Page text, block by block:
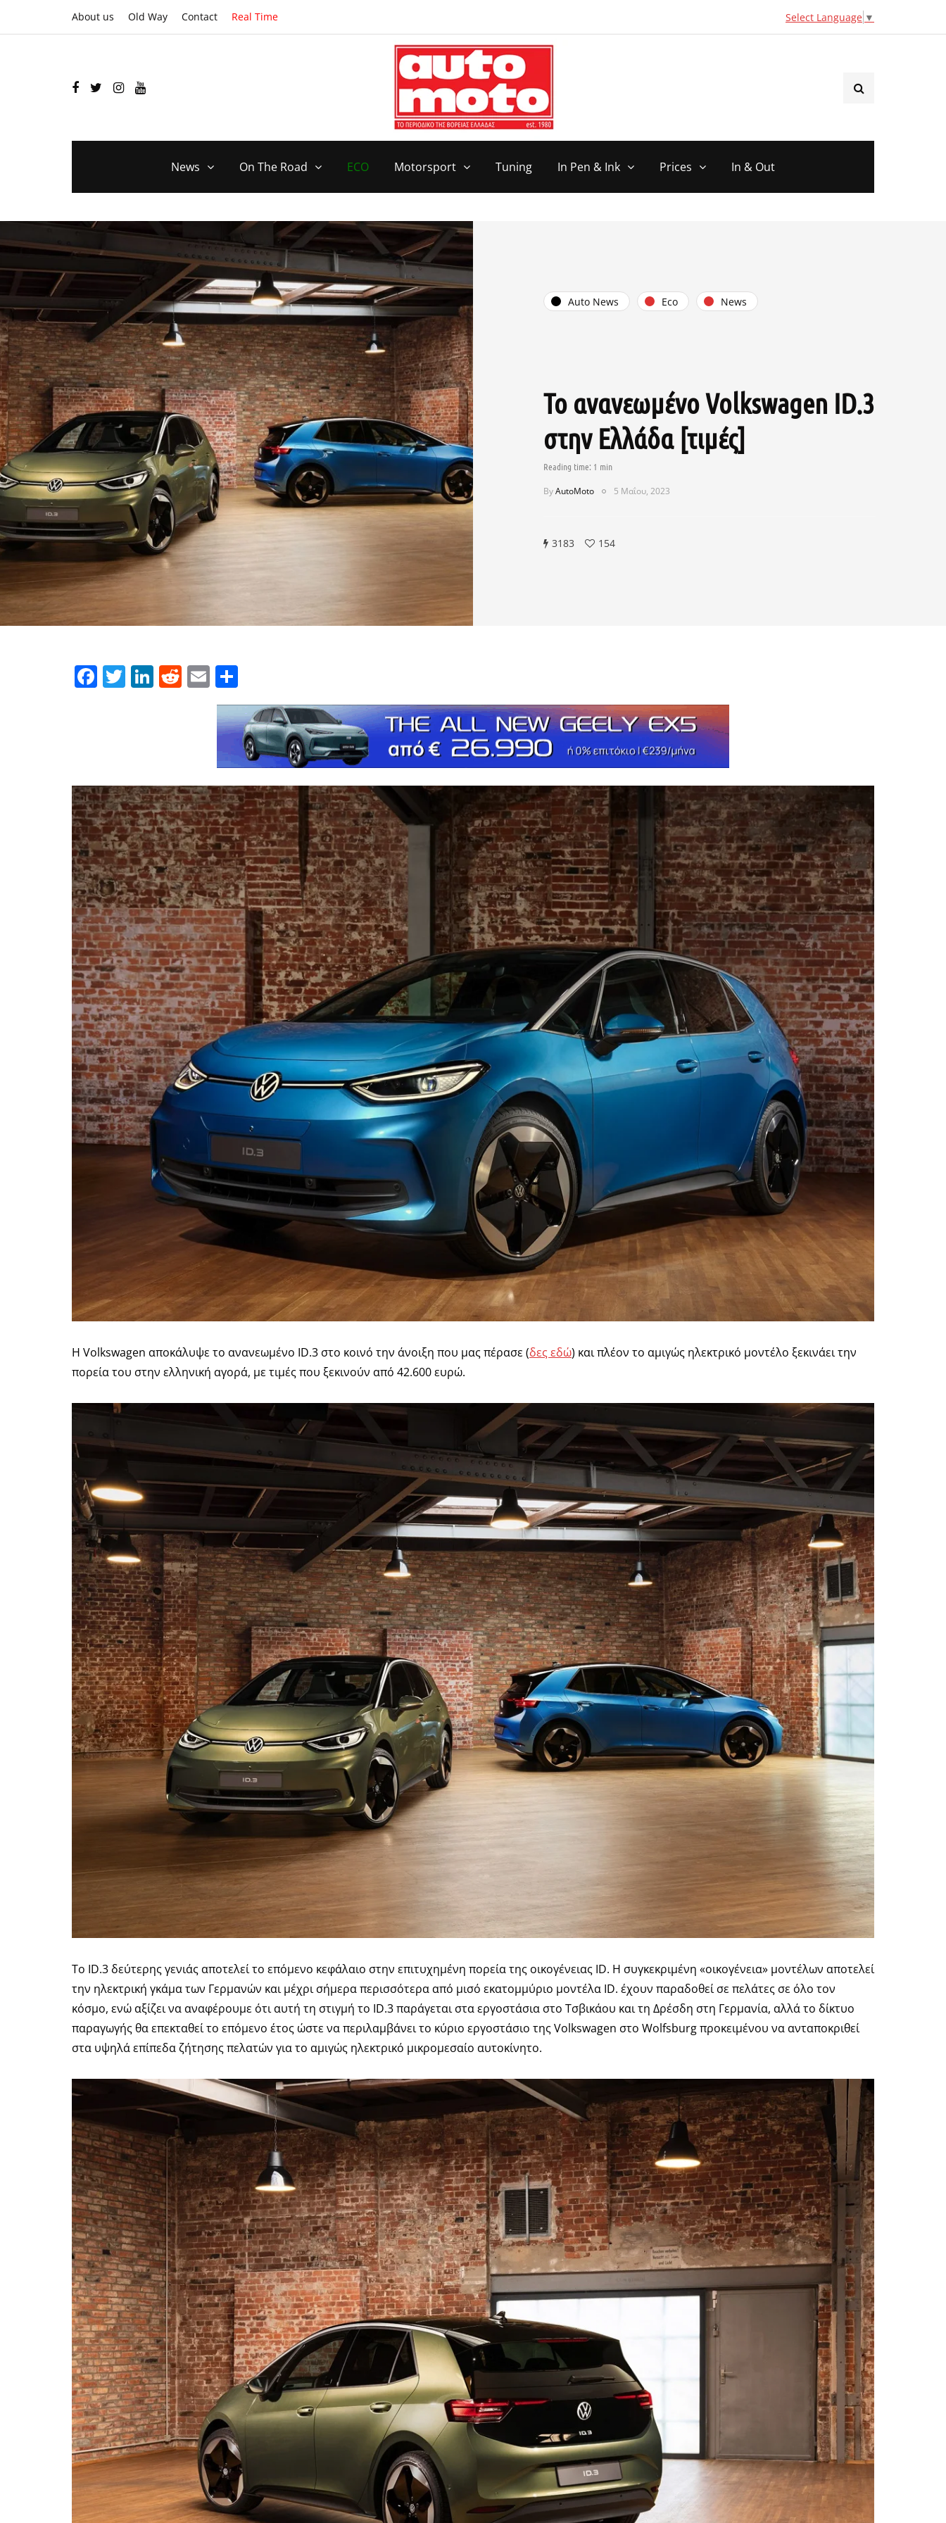
About us Old Way Contact Real Time Select Language ▼
News On The Road ECO Motorsport Tuning In Pen & Ink Prices In & Out
Auto News Eco News
Το ανανεωμένο Volkswagen ID.3
στην Ελλάδα [τιμές]
ByAutoMoto 5 Μαΐου, 2023
3183 154
Facebook
Twitter
LinkedIn
Reddit
Email
Η Volkswagen αποκάλυψε το ανανεωμένο ID.3 στο κοινό την άνοιξη που μας πέρασε (δες εδώ) και πλέον το αμιγώς ηλεκτρικό μοντέλο ξεκινάει την
πορεία του στην ελληνική αγορά, με τιμές που ξεκινούν από 42.600 ευρώ.
Το ID.3 δεύτερης γενιάς αποτελεί το επόμενο κεφάλαιο στην επιτυχημένη πορεία της οικογένειας ID. Η συγκεκριμένη «οικογένεια» μοντέλων αποτελεί
την ηλεκτρική γκάμα των Γερμανών και μέχρι σήμερα περισσότερα από μισό εκατομμύριο μοντέλα ID. έχουν παραδοθεί σε πελάτες σε όλο τον
κόσμο, ενώ αξίζει να αναφέρουμε ότι αυτή τη στιγμή το ID.3 παράγεται στα εργοστάσια στο Τσβικάου και τη Δρέσδη στη Γερμανία, αλλά το δίκτυο
παραγωγής θα επεκταθεί το επόμενο έτος ώστε να περιλαμβάνει το κύριο εργοστάσιο της Volkswagen στο Wolfsburg προκειμένου να ανταποκριθεί
στα υψηλά επίπεδα ζήτησης πελατών για το αμιγώς ηλεκτρικό μικρομεσαίο αυτοκίνητο.